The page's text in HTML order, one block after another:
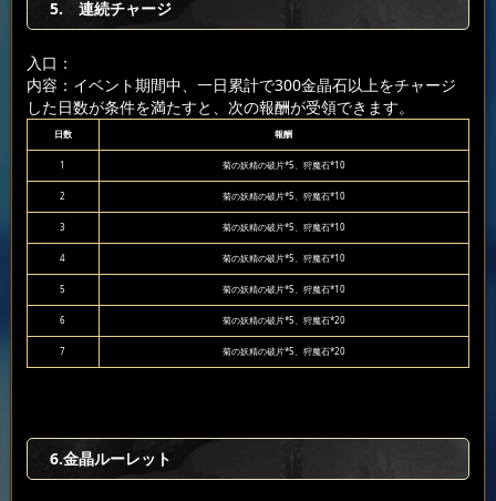
5. 連続チャージ
入口：
内容：イベント期間中、一日累計で300金晶石以上をチャージ
した日数が条件を満たすと、次の報酬が受領できます。
日数 報酬
1 菊の妖精の破片*5、狩魔石*10
2 菊の妖精の破片*5、狩魔石*10
3 菊の妖精の破片*5、狩魔石*10
4 菊の妖精の破片*5、狩魔石*10
5 菊の妖精の破片*5、狩魔石*10
6 菊の妖精の破片*5、狩魔石*20
7 菊の妖精の破片*5、狩魔石*20
6.金晶ルーレット